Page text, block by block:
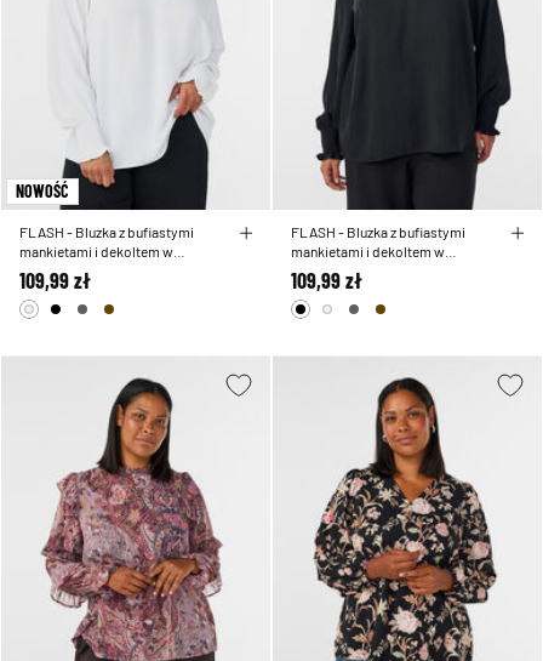
NOWOŚĆ
FLASH - Bluzka z bufiastymi
mankietami i dekoltem w
ksztalcie litery V
109,99 zł
FLASH - Bluzka z bufiastymi
mankietami i dekoltem w
ksztalcie litery V
109,99 zł